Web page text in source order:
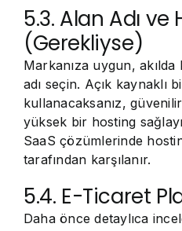
5.3. Alan Adı
(Gerekliyse)
Markanıza uygun, akılda
adı seçin. Açık kaynaklı
kullanacaksanız,
yüksek bir hosting
SaaS çözümlerinde
tarafından karşılanır.
5.4. E-Ticaret
Daha önce detaylıca